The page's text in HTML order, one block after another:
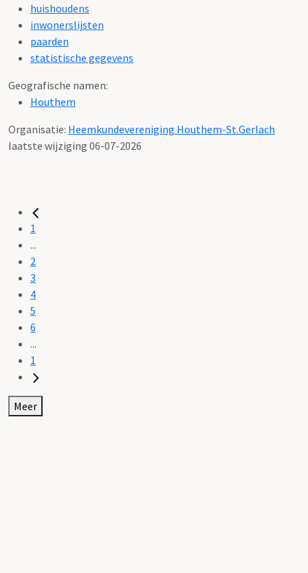
huishoudens
inwonerslijsten
paarden
statistische gegevens
Geografische namen:
Houthem
Organisatie: Heemkundevereniging Houthem-St.Gerlach
laatste wijziging 06-07-2026
1
...
2
3
4
5
6
...
1
Meer